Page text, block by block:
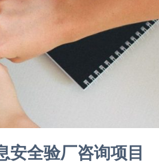
安全验厂咨询项目